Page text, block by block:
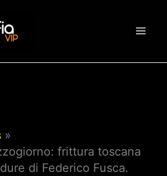
frittura toscana
di Federico Fusca.